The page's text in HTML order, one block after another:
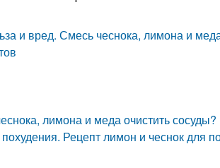
и вред. Смесь чеснока, лимона и
лимона и меда очистить сосуды?
Рецепт лимон и чеснок для